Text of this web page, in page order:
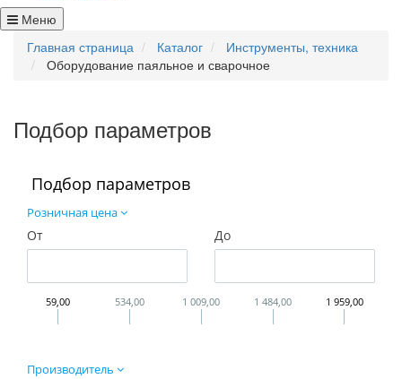
Меню
Главная страница
Каталог
Инструменты, техника
Оборудование паяльное и сварочное
Подбор параметров
Подбор параметров
Розничная цена
От До
59,00 534,00 1 009,00 1 484,00 1 959,00
Производитель